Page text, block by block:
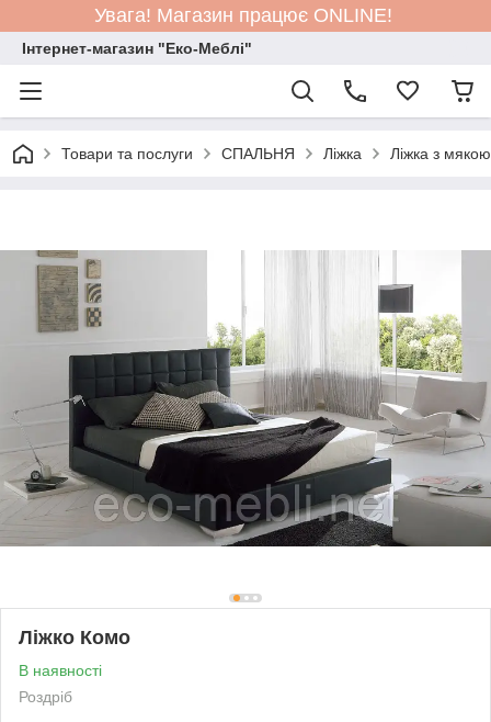
Увага! Магазин працює ONLINE!
Інтернет-магазин "Еко-Меблі"
Товари та послуги СПАЛЬНЯ Ліжка Ліжка з
Ліжко Комо
В наявності
Роздріб